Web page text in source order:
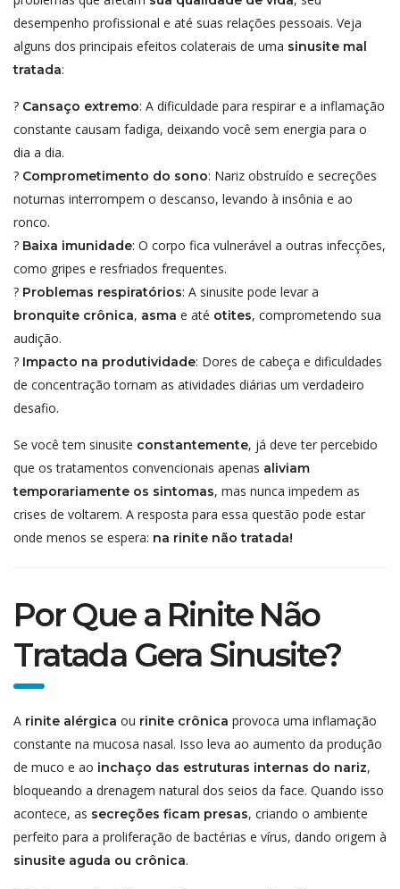
desempenho profissional e até suas relações pessoais. Veja
alguns dos principais efeitos colaterais de uma sinusite mal
tratada:
? Cansaço extremo: A dificuldade para respirar e a inflamação
constante causam fadiga, deixando você sem energia para o
dia a dia.
? Comprometimento do sono: Nariz obstruído e secreções
noturnas interrompem o descanso, levando à insônia e ao
ronco.
? Baixa imunidade: O corpo fica vulnerável a outras infecções,
como gripes e resfriados frequentes.
? Problemas respiratórios: A sinusite pode levar a
bronquite crônica, asma e até otites, comprometendo sua
audição.
? Impacto na produtividade: Dores de cabeça e dificuldades
de concentração tornam as atividades diárias um verdadeiro
desafio.
Se você tem sinusite constantemente, já deve ter percebido
que os tratamentos convencionais apenas aliviam
temporariamente os sintomas, mas nunca impedem as
crises de voltarem. A resposta para essa questão pode estar
onde menos se espera: na rinite não tratada!
Por Que a Rinite Não
Tratada Gera Sinusite?
A rinite alérgica ou rinite crônica provoca uma inflamação
constante na mucosa nasal. Isso leva ao aumento da produção
de muco e ao inchaço das estruturas internas do nariz,
bloqueando a drenagem natural dos seios da face. Quando isso
acontece, as secreções ficam presas, criando o ambiente
perfeito para a proliferação de bactérias e vírus, dando origem à
sinusite aguda ou crônica.